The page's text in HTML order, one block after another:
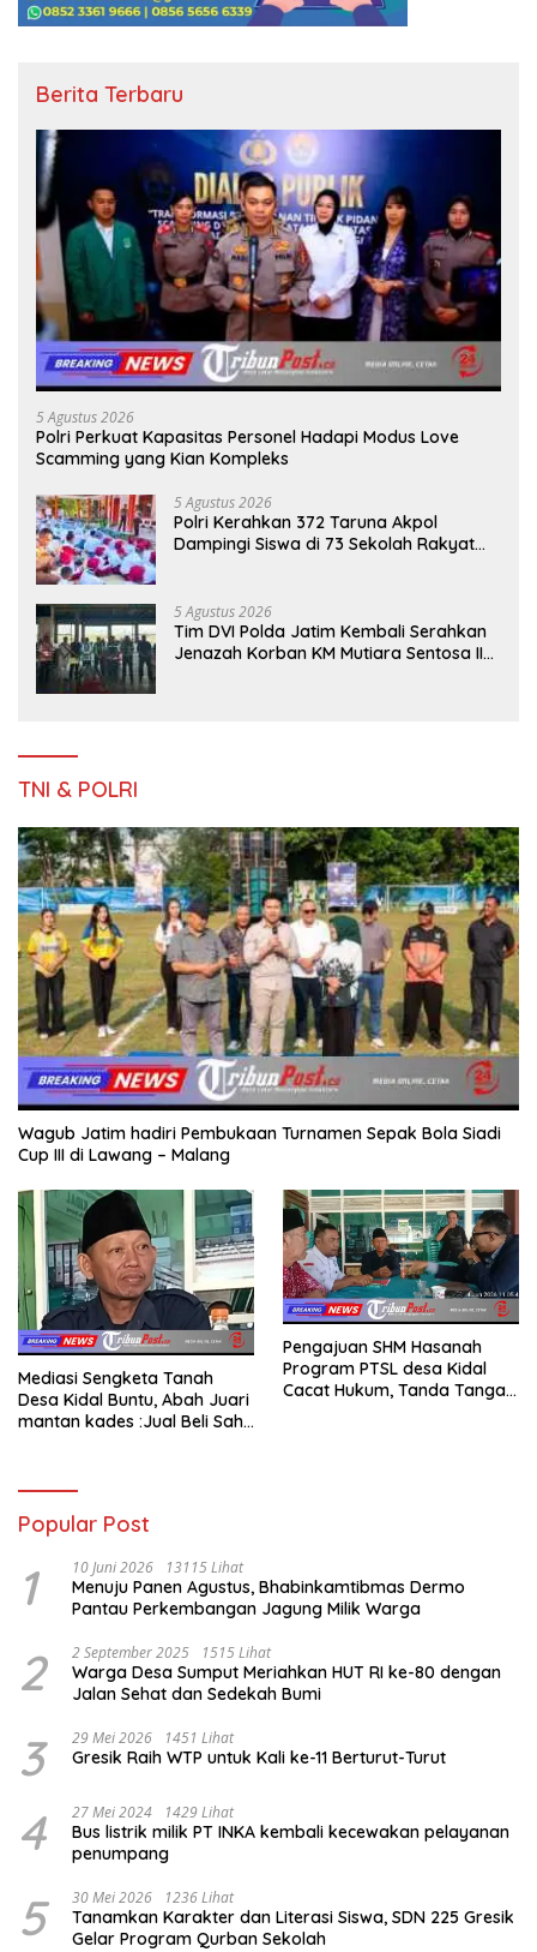
Berita Terbaru
5 Agustus 2026
Polri Perkuat Kapasitas Personel Hadapi Modus Love
Scamming yang Kian Kompleks
5 Agustus 2026
Polri Kerahkan 372 Taruna Akpol
Dampingi Siswa di 73 Sekolah Rakyat
5 Agustus 2026
Tim DVI Polda Jatim Kembali Serahkan
Jenazah Korban KM Mutiara Sentosa II
TNI & POLRI
Wagub Jatim hadiri Pembukaan Turnamen Sepak Bola Siadi
Cup III di Lawang – Malang
Mediasi Sengketa Tanah
Desa Kidal Buntu, Abah Juari
mantan kades :Jual Beli Sah,
Membatalkan Hak Warga.
Pengajuan SHM Hasanah
Program PTSL desa Kidal
Cacat Hukum, Tanda Tangan
Popular Post
1 10 Juni 2026 13115 Lihat
Menuju Panen Agustus, Bhabinkamtibmas Dermo
Pantau Perkembangan Jagung Milik Warga
2 2 September 2025 1515 Lihat
Warga Desa Sumput Meriahkan HUT RI ke-80 dengan
Jalan Sehat dan Sedekah Bumi ‎
3 29 Mei 2026 1451 Lihat
Gresik Raih WTP untuk Kali ke-11 Berturut-Turut
4 27 Mei 2024 1429 Lihat
Bus listrik milik PT INKA kembali kecewakan pelayanan
penumpang
5 30 Mei 2026 1236 Lihat
Tanamkan Karakter dan Literasi Siswa, SDN 225 Gresik
Gelar Program Qurban Sekolah